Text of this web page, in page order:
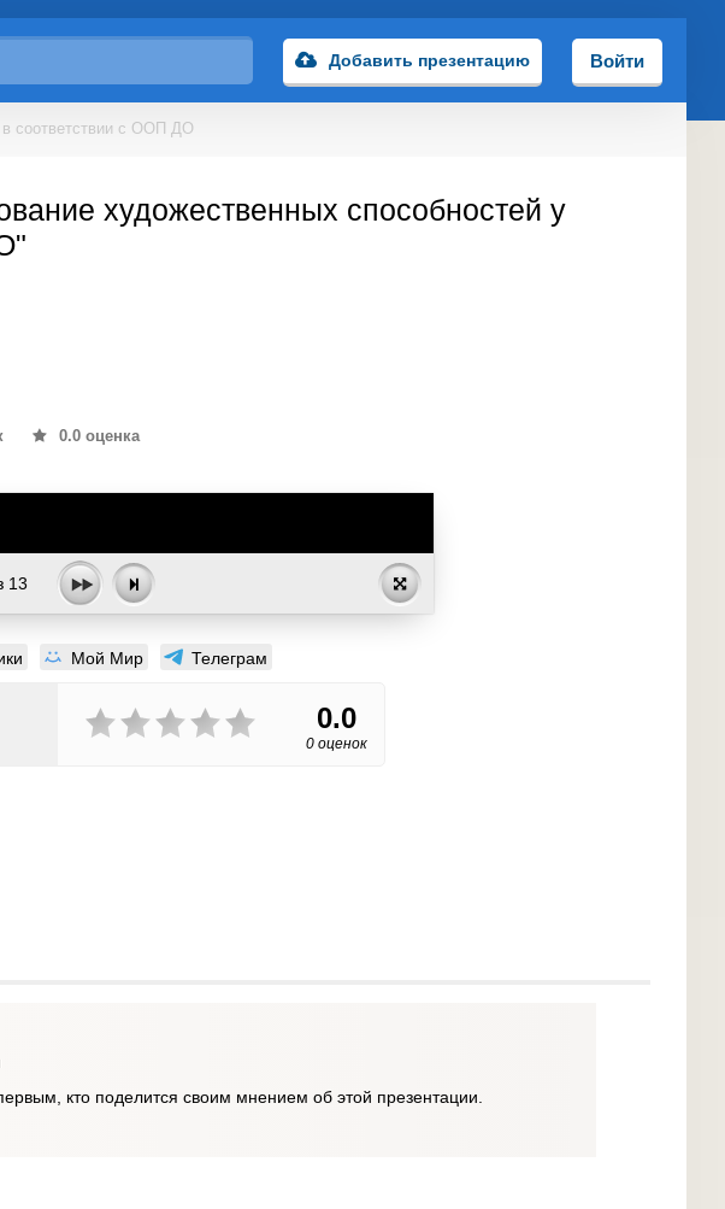
Добавить презентацию Войти
в соответствии с ООП ДО
художественных способностей у
0.0 оценка
13
Мой Мир Телеграм
0.0
0 оценок
кто поделится своим мнением об этой презентации.